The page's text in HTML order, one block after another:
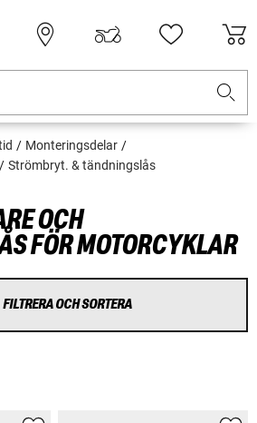
Monteringsdelar
Strömbryt. & tändningslås
OCH
FÖR MOTORCYKLAR
FILTRERA OCH SORTERA